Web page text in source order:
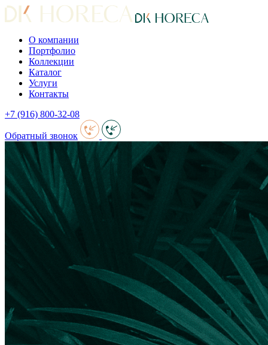
О компании
Портфолио
Коллекции
Каталог
Услуги
Контакты
+7 (916) 800-32-08
Обратный звонок